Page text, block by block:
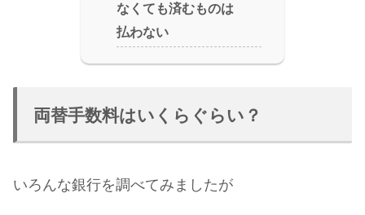
なくても済むものは
払わない
両替手数料はいくらぐらい？
いろんな銀行を調べてみましたが